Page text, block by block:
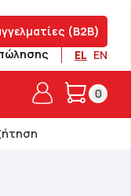
(B2B)
EL EN
Το
0